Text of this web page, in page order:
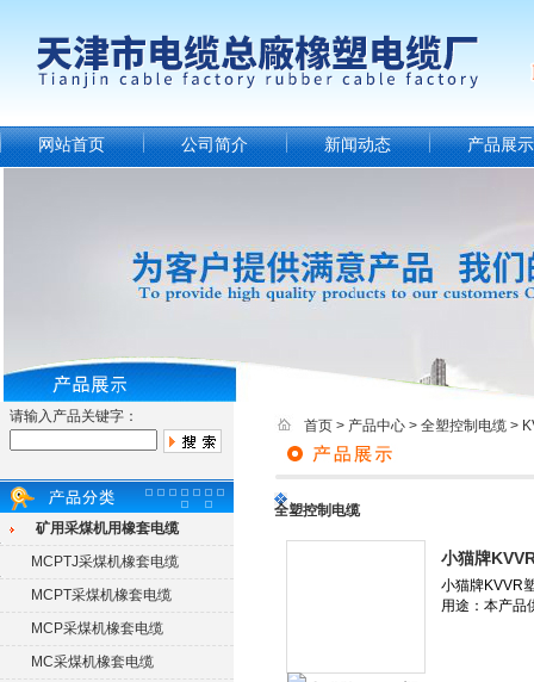
网站首页 公司简介 新闻动态 产品展示
请输入产品关键字：
矿用采煤机用橡套电缆
MCPTJ采煤机橡套电缆
MCPT采煤机橡套电缆
MCP采煤机橡套电缆
MC采煤机橡套电缆
首页 > 产品中心 > 全塑控制电缆 >
全塑控制电缆
小猫牌